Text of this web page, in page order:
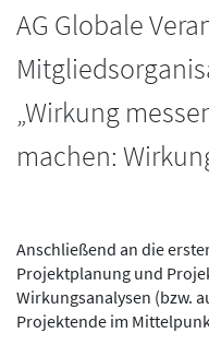
AG Globale
„Wirkung
machen:
Anschließend an die
Projektplanung und
Wirkungsanalysen (bzw.
Projektende im